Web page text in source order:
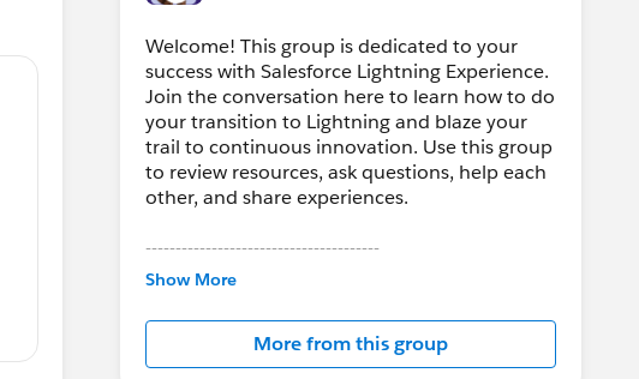
Welcome! This group is dedicated to your
success with Salesforce Lightning Experience.
Join the conversation here to learn how to do
your transition to Lightning and blaze your
trail to continuous innovation. Use this group
to review resources, ask questions, help each
other, and share experiences.
---------------------------------------
This group is maintained and moderated by
in this group falls under the official Forward-
Looking Statement:
http://investor.salesforce.com/about-
Show More
More from this group